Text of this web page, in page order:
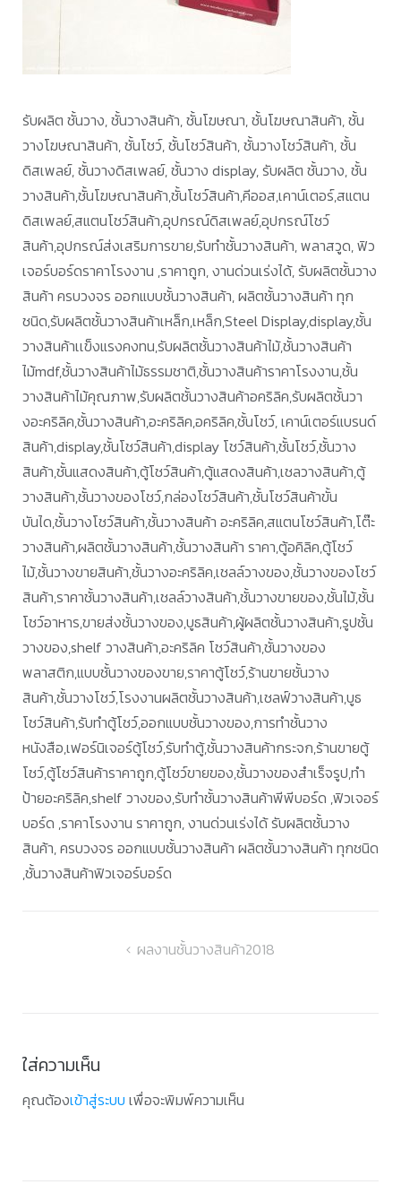
รับผลิต ชั้นวาง, ชั้นวางสินค้า, ชั้นโฆษณา, ชั้นโฆษณาสินค้า, ชั้น
วางโฆษณาสินค้า, ชั้นโชว์, ชั้นโชว์สินค้า, ชั้นวางโชว์สินค้า, ชั้น
ดิสเพลย์, ชั้นวางดิสเพลย์, ชั้นวาง display, รับผลิต ชั้นวาง, ชั้น
วางสินค้า,ชั้นโฆษณาสินค้า,ชั้นโชว์สินค้า,คีออส,เคาน์เตอร์,สแตน
ดิสเพลย์,สแตนโชว์สินค้า,อุปกรณ์ดิสเพลย์,อุปกรณ์โชว์
สินค้า,อุปกรณ์ส่งเสริมการขาย,รับทำชั้นวางสินค้า, พลาสวูด, ฟิว
เจอร์บอร์ดราคาโรงงาน ,ราคาถูก, งานด่วนเร่งได้, รับผลิตชั้นวาง
สินค้า ครบวงจร ออกแบบชั้นวางสินค้า, ผลิตชั้นวางสินค้า ทุก
ชนิด,รับผลิตชั้นวางสินค้าเหล็ก,เหล็ก,Steel Display,display,ชั้น
วางสินค้าเเข็งแรงคงทน,รับผลิตชั้นวางสินค้าไม้,ชั้นวางสินค้า
ไม้mdf,ชั้นวางสินค้าไม้ธรรมชาติ,ชั้นวางสินค้าราคาโรงงาน,ชั้น
วางสินค้าไม้คุณภาพ,รับผลิตชั้นวางสินค้าอคริลิค,รับผลิตชั้นวา
งอะคริลิค,ชั้นวางสินค้า,อะคริลิค,อคริลิค,ชั้นโชว์, เคาน์เตอร์แบรนด์
สินค้า,display,ชั้นโชว์สินค้า,display โชว์สินค้า,ชั้นโชว์,ชั้นวาง
สินค้า,ชั้นแสดงสินค้า,ตู้โชว์สินค้า,ตู้แสดงสินค้า,เชลวางสินค้า,ตู้
วางสินค้า,ชั้นวางของโชว์,กล่องโชว์สินค้า,ชั้นโชว์สินค้าขั้น
บันได,ชั้นวางโชว์สินค้า,ชั้นวางสินค้า อะคริลิค,สแตนโชว์สินค้า,โต๊ะ
วางสินค้า,ผลิตชั้นวางสินค้า,ชั้นวางสินค้า ราคา,ตู้อคิลิค,ตู้โชว์
ไม้,ชั้นวางขายสินค้า,ชั้นวางอะคริลิค,เชลล์วางของ,ชั้นวางของโชว์
สินค้า,ราคาชั้นวางสินค้า,เชลล์วางสินค้า,ชั้นวางขายของ,ชั้นไม้,ชั้น
โชว์อาหาร,ขายส่งชั้นวางของ,บูธสินค้า,ผู้ผลิตชั้นวางสินค้า,รูปชั้น
วางของ,shelf วางสินค้า,อะคริลิค โชว์สินค้า,ชั้นวางของ
พลาสติก,แบบชั้นวางของขาย,ราคาตู้โชว์,ร้านขายชั้นวาง
สินค้า,ชั้นวางโชว์,โรงงานผลิตชั้นวางสินค้า,เชลฟ์วางสินค้า,บูธ
โชว์สินค้า,รับทำตู้โชว์,ออกแบบชั้นวางของ,การทำชั้นวาง
หนังสือ,เฟอร์นิเจอร์ตู้โชว์,รับทำตู้,ชั้นวางสินค้ากระจก,ร้านขายตู้
โชว์,ตู้โชว์สินค้าราคาถูก,ตู้โชว์ขายของ,ชั้นวางของสำเร็จรูป,ทำ
ป้ายอะคริลิค,shelf วางของ,รับทำชั้นวางสินค้าพีพีบอร์ด ,ฟิวเจอร์
บอร์ด ,ราคาโรงงาน ราคาถูก, งานด่วนเร่งได้ รับผลิตชั้นวาง
สินค้า, ครบวงจร ออกแบบชั้นวางสินค้า ผลิตชั้นวางสินค้า ทุกชนิด
,ชั้นวางสินค้าฟิวเจอร์บอร์ด
ผลงานชั้นวางสินค้า2018
ใส่ความเห็น
คุณต้องเข้าสู่ระบบ เพื่อจะพิมพ์ความเห็น